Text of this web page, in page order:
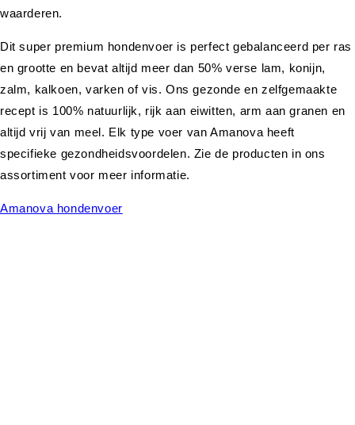
waarderen.
Dit super premium hondenvoer is perfect gebalanceerd per ras
en grootte en bevat altijd meer dan 50% verse lam, konijn,
zalm, kalkoen, varken of vis. Ons gezonde en zelfgemaakte
recept is 100% natuurlijk, rijk aan eiwitten, arm aan granen en
altijd vrij van meel. Elk type voer van Amanova heeft
specifieke gezondheidsvoordelen. Zie de producten in ons
assortiment voor meer informatie.
Amanova hondenvoer